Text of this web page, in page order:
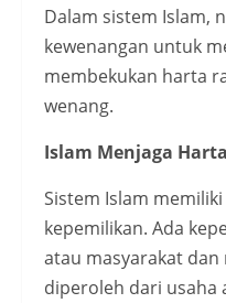
Dalam sistem Islam,
kewenangan untuk
membekukan harta
wenang.
Islam Menjaga
Sistem Islam
kepemilikan. Ada
atau masyarakat dan
diperoleh dari usaha